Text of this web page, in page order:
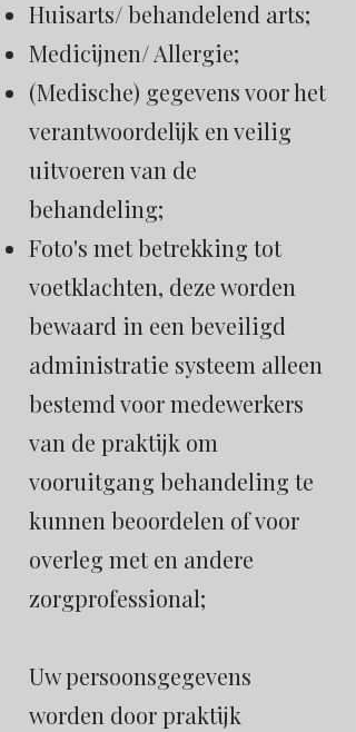
Huisarts/ behandelend arts;
Medicijnen/ Allergie;
(Medische) gegevens voor het
verantwoordelijk en veilig
uitvoeren van de
behandeling;
Foto's met betrekking tot
voetklachten, deze worden
bewaard in een beveiligd
administratie systeem alleen
bestemd voor medewerkers
van de praktijk om
vooruitgang behandeling te
kunnen beoordelen of voor
overleg met en andere
zorgprofessional;
Uw persoonsgegevens
worden door praktijk